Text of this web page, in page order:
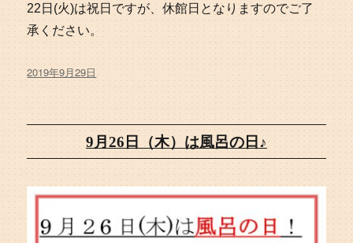
22日(火)は祝日ですが、休館日となりますのでご了
承ください。
投
稿
日:
2019年9月29日
9月26日（木）は風呂の日♪